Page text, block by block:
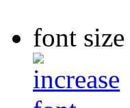
font size